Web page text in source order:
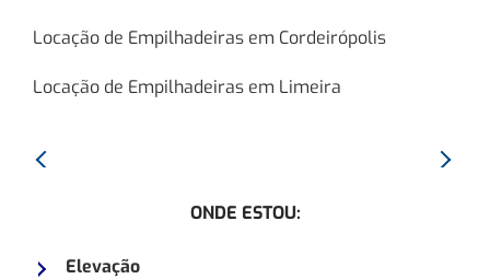
Locação de Empilhadeiras em Cordeirópolis
Locação de Empilhadeiras em Limeira
Anterior:
ONDE ESTOU:
Elevação